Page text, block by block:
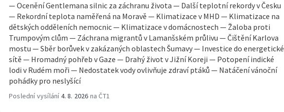
— Ocenění Gentlemana silnic za záchranu života — Další teplotní rekordy v Česku
— Rekordní teplota naměřená na Moravě — Klimatizace v MHD — Klimatizace na
dětských odděleních nemocnic — Klimatizace v domácnostech — Žaloba proti
Trumpovým clům — Záchrana migrantů v Lamanšském průlivu — Čištění Karlova
mostu — Sběr borůvek v zakázaných oblastech Šumavy — Investice do energetické
sítě — Hromadný pohřeb v Gaze — Drahý život v Jižní Koreji — Potopení indické
lodi v Rudém moři — Nedostatek vody ovlivňuje zdraví ptáků — Natáčení vánoční
pohádky pro neslyšící
Poslední vysílání4. 8. 2026 na ČT1